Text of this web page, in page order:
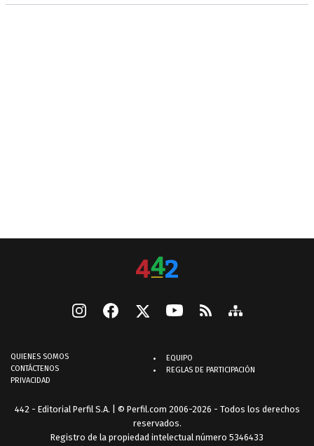
QUIENES SOMOS
CONTÁCTENOS
PRIVACIDAD
EQUIPO
REGLAS DE PARTICIPACIÓN
442 - Editorial Perfil S.A. | © Perfil.com 2006-2026 - Todos los derechos
reservados.
Registro de la propiedad intelectual número 5346433